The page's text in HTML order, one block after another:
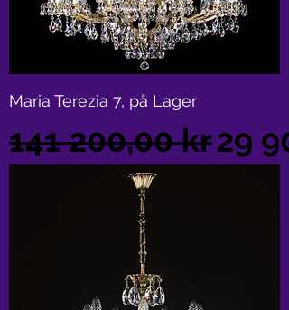
Maria Terezia 7, på Lager
Vanlig pris
141 200,00 kr29